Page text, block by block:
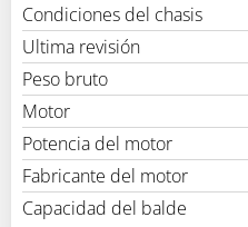
Condiciones del chasis
Ultima revisión
Peso bruto
Motor
Potencia del motor
Fabricante del motor
Capacidad del balde